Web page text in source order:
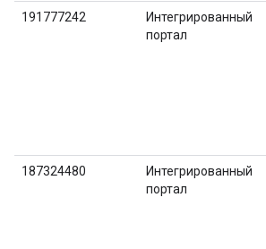
191777242
Интегрированный
портал
187324480
Интегрированный
портал